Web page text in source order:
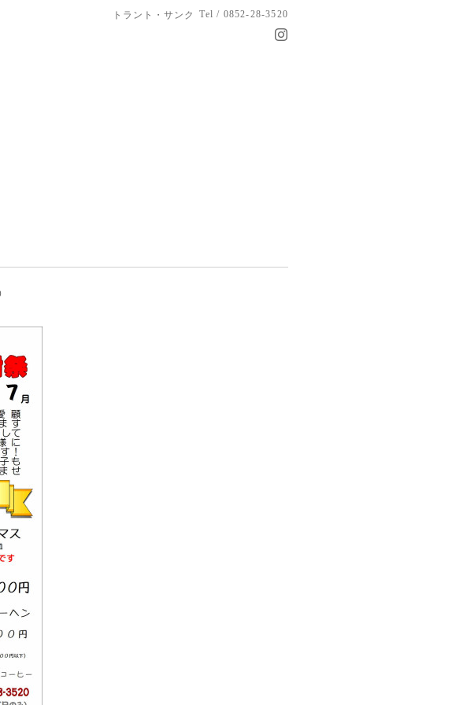
トラント・サンク Tel / 0852-28-3520